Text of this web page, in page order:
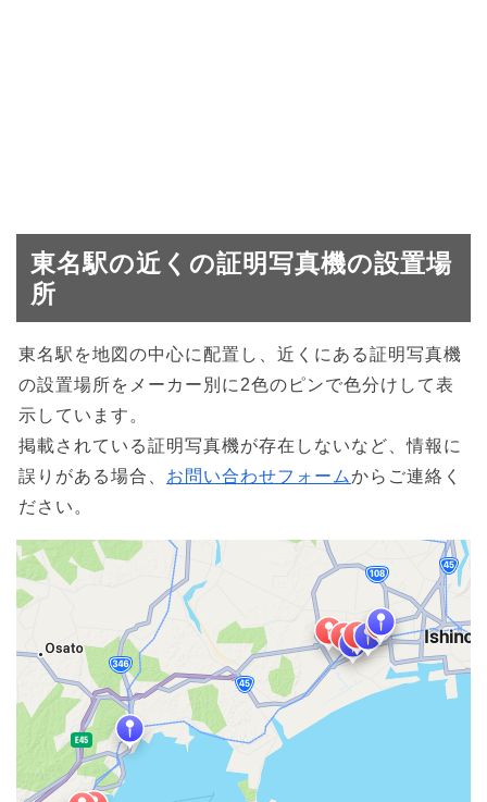
東名駅の近くの証明写真機の設置場
所
東名駅を地図の中心に配置し、近くにある証明写真機
の設置場所をメーカー別に2色のピンで色分けして表
示しています。
掲載されている証明写真機が存在しないなど、情報に
誤りがある場合、 お問い合わせフォームからご連絡く
ださい。